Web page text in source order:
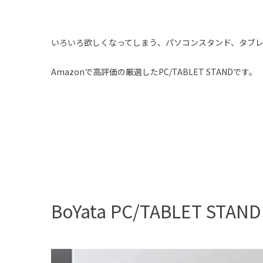
いろいろ欲しくなってしまう、パソコンスタンド、タブレ
Amazonで高評価の厳選したPC/TABLET STANDです。
BoYata PC/TABLET STAND